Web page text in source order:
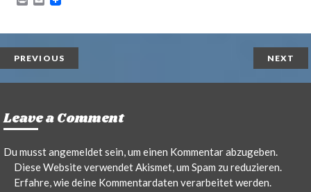
n
t
i
l
PREVIOUS NEXT
Leave a Comment
Du musstangemeldetsein, um einen Kommentar abzugeben.
Diese Website verwendet Akismet, um Spam zu reduzieren.
Erfahre, wie deine Kommentardaten verarbeitet werden.